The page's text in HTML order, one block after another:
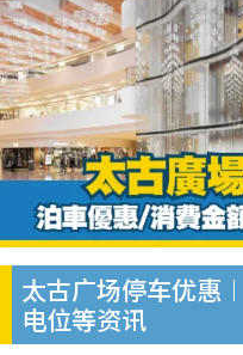
太古广场停车优惠
电位等资讯